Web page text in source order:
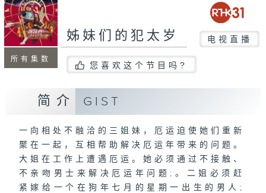
所有集数
姊妹们的犯太岁 电视直播
您喜欢这个节目吗?
简介 GIST
一向相处不融洽的三姐妹，厄运迫使她们重新
聚在一起，互相帮助解决厄运年带来的问题。
大姐在工作上遭遇厄运。她必须通过不接触、
不亲吻男士来解决厄运年问题;。二姐必须赶
紧嫁给一个在狗年七月的星期一出生的男人;